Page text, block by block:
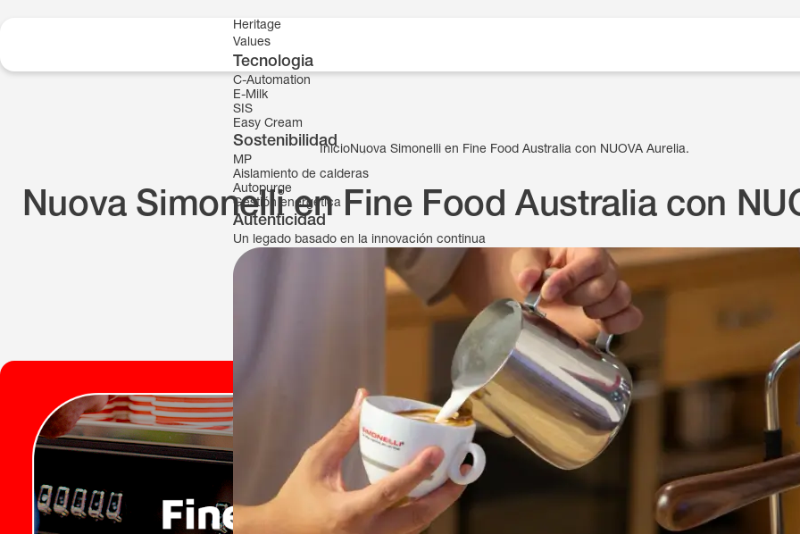
Heritage
Values
Tecnologia
C-Automation
E-Milk
SIS
Easy Cream
Sostenibilidad
MP
Aislamiento de calderas
Autopurge
Gestión energetica
Autenticidad
Un legado basado en la innovación continua
InicioNuova Simonelli en Fine Food Australia con NUOVA Aurelia.
Nuova Simonelli en Fine Food Australia con
27 de agosto de 2024